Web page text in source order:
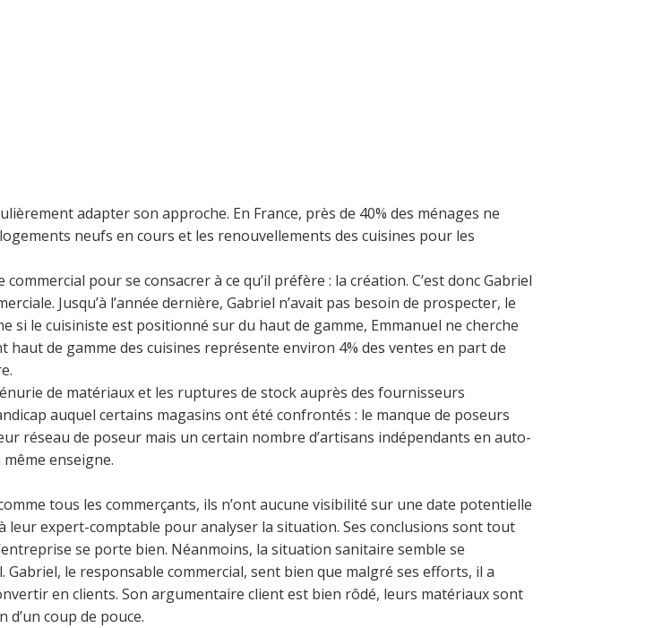
adapter son approche. En France, près de 40% des ménages ne
neufs en cours et les renouvellements des cuisines pour les
pour se consacrer à ce qu’il préfère : la création. C’est donc Gabriel
Jusqu’à l’année dernière, Gabriel n’avait pas besoin de prospecter, le
si le cuisiniste est positionné sur du haut de gamme, Emmanuel ne cherche
de gamme des cuisines représente environ 4% des ventes en part de
de matériaux et les ruptures de stock auprès des fournisseurs
auquel certains magasins ont été confrontés : le manque de poseurs
réseau de poseur mais un certain nombre d’artisans indépendants en auto-
enseigne.
tous les commerçants, ils n’ont aucune visibilité sur une date potentielle
leur expert-comptable pour analyser la situation. Ses conclusions sont tout
se porte bien. Néanmoins, la situation sanitaire semble se
le responsable commercial, sent bien que malgré ses efforts, il a
en clients. Son argumentaire client est bien rôdé, leurs matériaux sont
coup de pouce.